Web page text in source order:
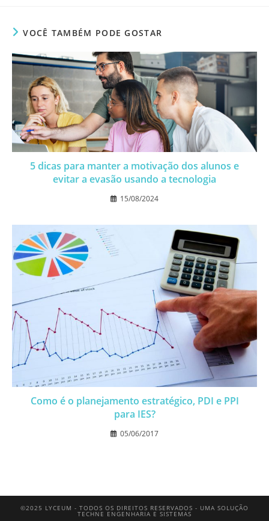
VOCÊ TAMBÉM PODE GOSTAR
5 dicas para manter a motivação dos alunos e
evitar a evasão usando a tecnologia
15/08/2024
Como é o planejamento estratégico, PDI e PPI
para IES?
05/06/2017
©2025 LYCEUM - TODOS OS DIREITOS RESERVADOS - UMA SOLUÇÃO
TECHNE ENGENHARIA E SISTEMAS